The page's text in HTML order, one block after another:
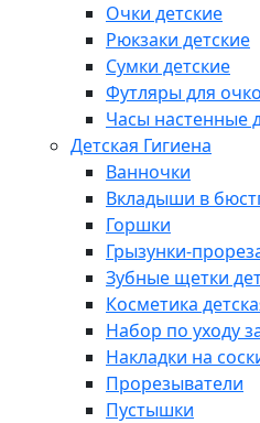
Очки детские
Рюкзаки детские
Сумки детские
Футляры для
Часы настенные
Детская Гигиена
Ванночки
Вкладыши в
Горшки
Грызунки-
Зубные щетки
Косметика
Набор по уходу
Накладки на
Прорезыватели
Пустышки